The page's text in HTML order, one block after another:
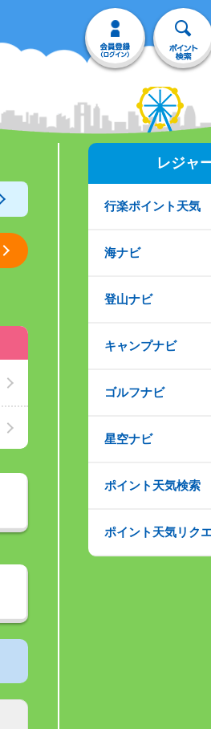
レジャ
行楽ポイント天気
海ナビ
登山ナビ
キャンプナビ
ゴルフナビ
星空ナビ
ポイント天気検索
ポイント天気リク